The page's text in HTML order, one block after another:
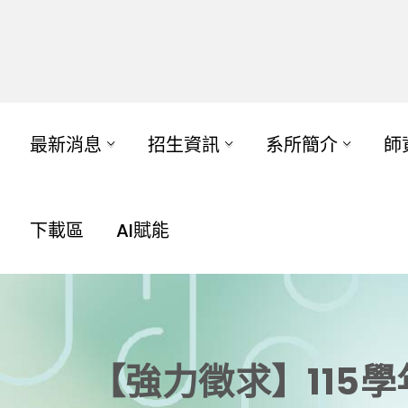
最新消息 招生資訊 系所簡介 師
下載區 AI賦能
【強力徵求】115